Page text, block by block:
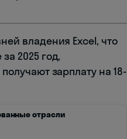
владения Excel, что
2025 год,
зарплату на 18-
отрасли